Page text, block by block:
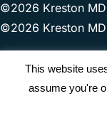
©2026 Kreston
©2026 Kreston
This website
assume you're